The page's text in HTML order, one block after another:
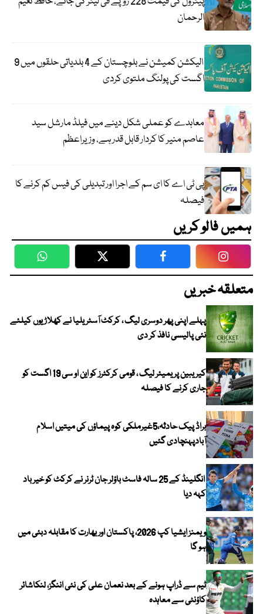
الرحمان
الیکشن کمیشن نے بلوچستان کے 4 بلدیاتی حلقوں میں 9
اگست کی پولنگ ملتوی کردی
معاہدے کو عملی شکل دینے میں فیلڈ مارشل سید
عاصم منیر کا کردار قابل قدر ہے، وزیراعظم
پی ٹی اے کا ای سم کے اجرا اور تبدیلی کی فیس کم کرنے کا
فیصلہ
ہمیں فالو کریں
WhatsApp Twitter Facebook
متعلقہ خبریں
پہلے اپنی پھر دوسری لیگ ، کرکٹ آسٹریلیا نے کھلاڑیوں کیلئے
نئی پالیسی نافذ کر دی
کیریبین پریمیئر لیگ ، قومی کرکٹرز کو این او سی 19 اگست کو
جاری کرنے کا فیصلہ
براڈ پیک حادثہ،5غیرملکی کوہ پیماؤں کی میتیں اسلام
آبادپہنچادی گئیں
انگلینڈ کے 25 سالہ فاسٹ باؤلر جان ٹرنر نے کرکٹ کو خیر باد
کہہ دیا
ویمنز ایشیا کپ 2026، پاکستان اور بھارت کا مقابلہ دبئی میں
ہو گا
ٹیم سے ڈراپ ہونے کے بعد نعمان علی کی نئی اننگز، لنکاشائر
کاؤنٹی سے معاہدہ